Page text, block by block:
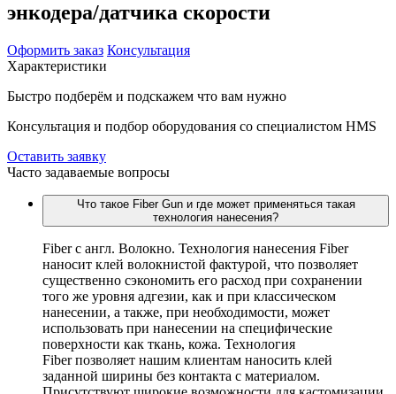
энкодера/датчика скорости
Оформить заказ Консультация
Характеристики
Быстро подберём и подскажем что вам нужно
Консультация и подбор оборудования со специалистом HMS
Оставить заявку
Часто задаваемые вопросы
Что такое Fiber Gun и где может применяться такая
технология нанесения?
Fiber c англ. Волокно. Технология нанесения Fiber
наносит клей волокнистой фактурой, что позволяет
существенно сэкономить его расход при сохранении
того же уровня адгезии, как и при классическом
нанесении, а также, при необходимости, может
использовать при нанесении на специфические
поверхности как ткань, кожа. Технология
Fiber позволяет нашим клиентам наносить клей
заданной ширины без контакта с материалом.